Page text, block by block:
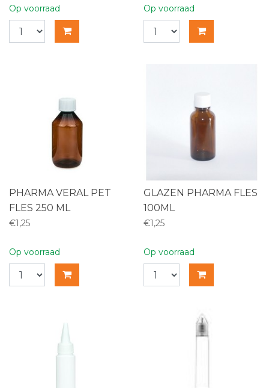
Op voorraad Op voorraad
PHARMA VERAL PET
FLES 250 ML
€1,25
Op voorraad
GLAZEN PHARMA FLES
100ML
€1,25
Op voorraad